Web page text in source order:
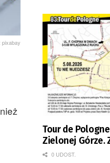
pixabay
Tour de
Zielonej Górze.
zmiany w
0 UDOST.